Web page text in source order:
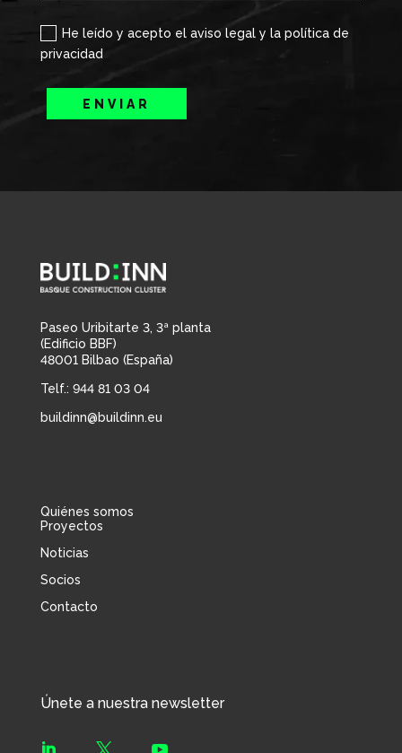
He leído y acepto el aviso legal y la política de
privacidad
ENVIAR
Paseo Uribitarte 3, 3ª planta
(Edificio BBF)
48001 Bilbao (España)
Telf.: 944 81 03 04
buildinn@buildinn.eu
Quiénes somos
Proyectos
Noticias
Socios
Contacto
Únete a nuestra newsletter
  